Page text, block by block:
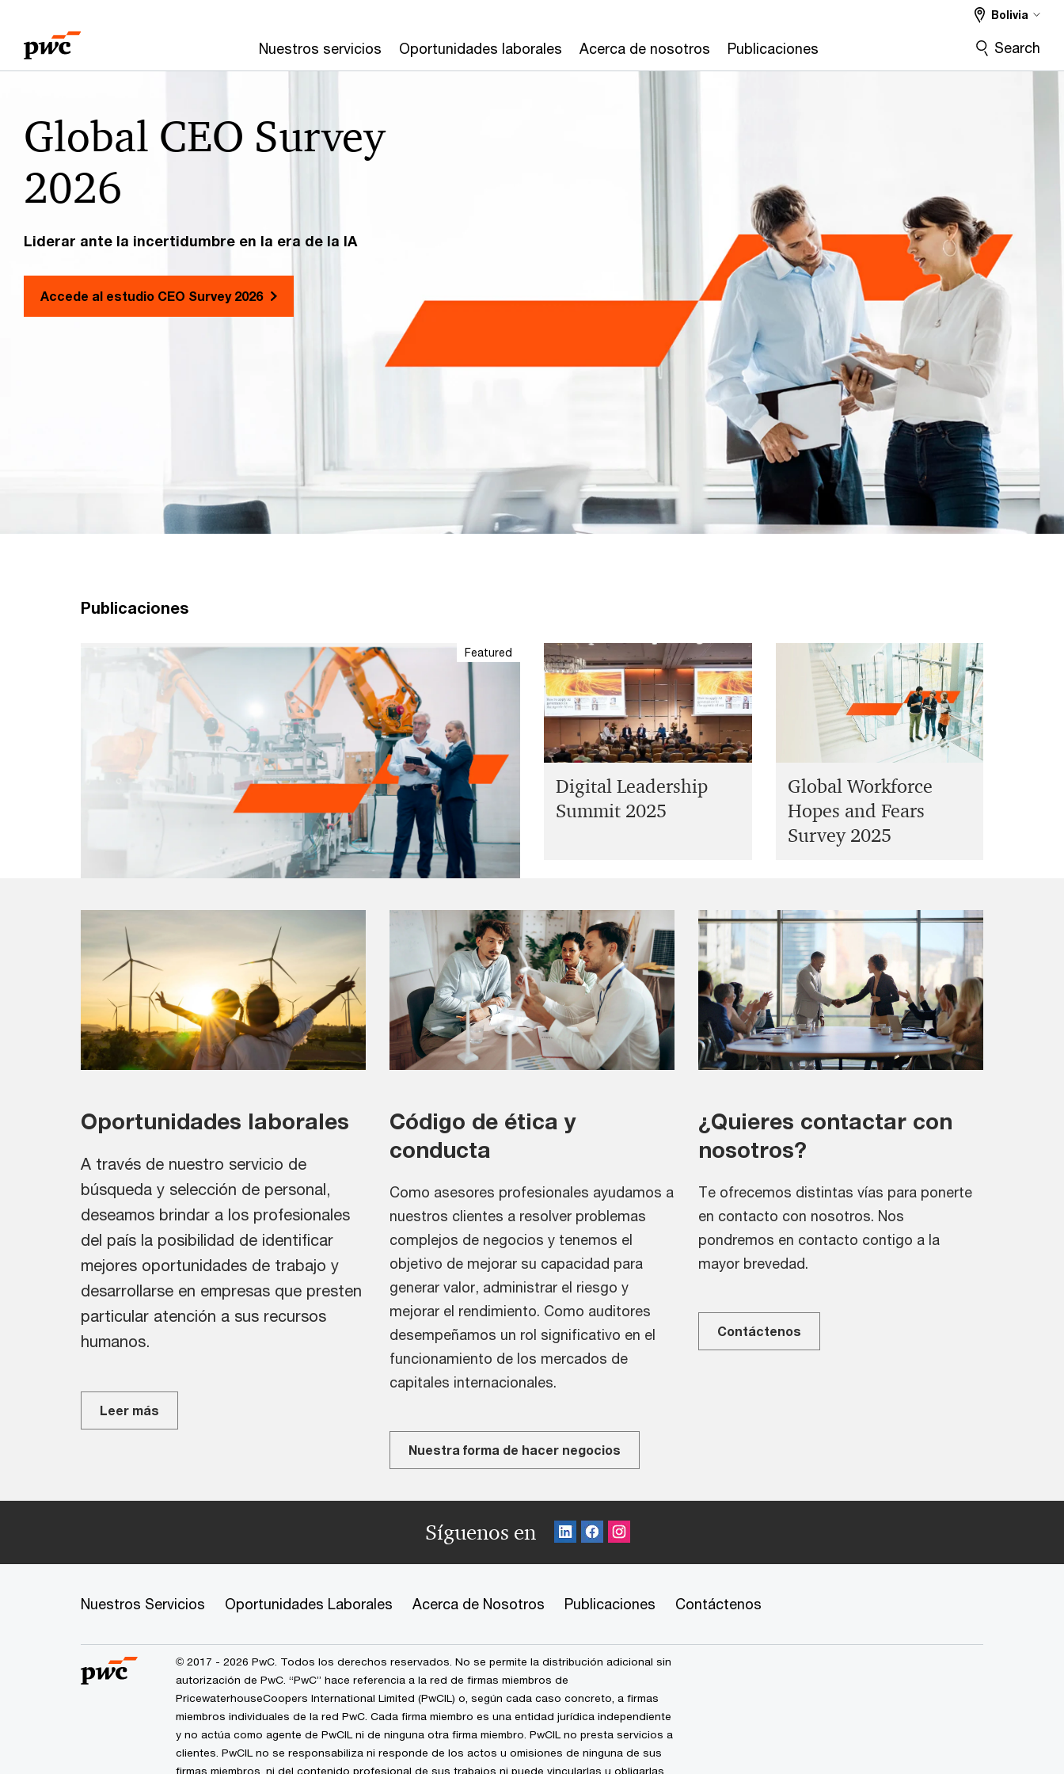
content
footer
Nuestros servicios Oportunidades laborales Acerca de nosotros Publicaciones
Bolivia
Search
Global CEO Survey
2026
Liderar ante la incertidumbre en la era de la IA
Accede al estudio CEO Survey 2026
Publicaciones
Featured
29ª Encuesta Global de CEO de PwC BO
Digital Leadership
Summit 2025
Global Workforce
Hopes and Fears
Survey 2025
Oportunidades laborales
A través de nuestro servicio de
búsqueda y selección de personal,
deseamos brindar a los profesionales
del país la posibilidad de identificar
mejores oportunidades de trabajo y
desarrollarse en empresas que presten
particular atención a sus recursos
humanos.
Leer más
Código de ética y
conducta
Como asesores profesionales ayudamos a
nuestros clientes a resolver problemas
complejos de negocios y tenemos el
objetivo de mejorar su capacidad para
generar valor, administrar el riesgo y
mejorar el rendimiento. Como auditores
desempeñamos un rol significativo en el
funcionamiento de los mercados de
capitales internacionales.
Nuestra forma de hacer negocios
¿Quieres contactar con
nosotros?
Te ofrecemos distintas vías para ponerte
en contacto con nosotros. Nos
pondremos en contacto contigo a la
mayor brevedad.
Contáctenos
Síguenos en
Nuestros Servicios Oportunidades Laborales Acerca de Nosotros Publicaciones Contáctenos
© 2017 - 2026 PwC. Todos los derechos reservados. No se permite la distribución adicional sin
autorización de PwC. “PwC” hace referencia a la red de firmas miembros de
PricewaterhouseCoopers International Limited (PwCIL) o, según cada caso concreto, a firmas
miembros individuales de la red PwC. Cada firma miembro es una entidad jurídica independiente
y no actúa como agente de PwCIL ni de ninguna otra firma miembro. PwCIL no presta servicios a
clientes. PwCIL no se responsabiliza ni responde de los actos u omisiones de ninguna de sus
firmas miembros, ni del contenido profesional de sus trabajos ni puede vincularlas u obligarlas